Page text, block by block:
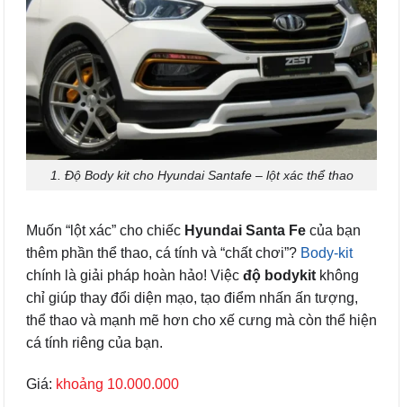
1. Độ Body kit cho Hyundai Santafe – lột xác thể thao
Muốn “lột xác” cho chiếc Hyundai Santa Fe của bạn
thêm phần thể thao, cá tính và “chất chơi”? Body-kit
chính là giải pháp hoàn hảo! Việc độ bodykit không
chỉ giúp thay đổi diện mạo, tạo điểm nhấn ấn tượng,
thể thao và mạnh mẽ hơn cho xế cưng mà còn thể hiện
cá tính riêng của bạn.
Giá: khoảng 10.000.000